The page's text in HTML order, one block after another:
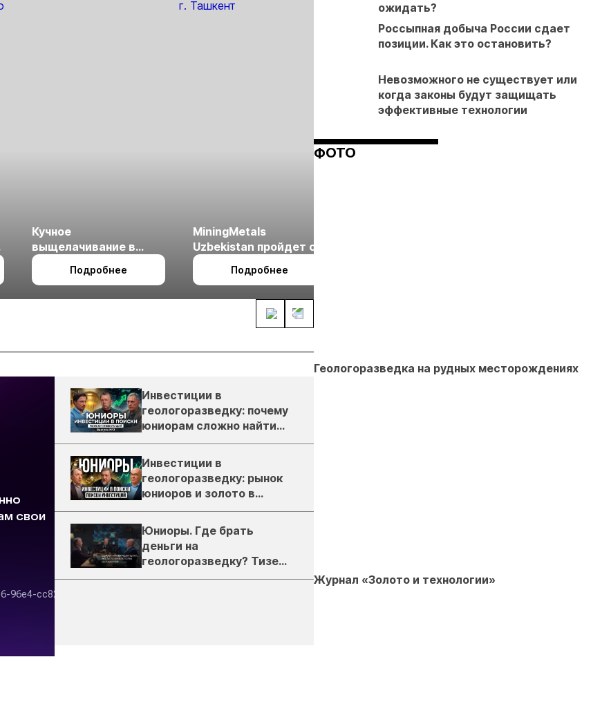
Кучное
выщелачивание в
холодном климате
Подробнее
MiningMetals
Uzbekistan пройдет с
27 по 29 октября в г.
Ташкент
Подробнее
Инвестиции в
геологоразведку: почему
юниорам сложно найти
деньги
Инвестиции в
геологоразведку: рынок
юниоров и золото в
России
Юниоры. Где брать
деньги на
геологоразведку? Тизер
подкаста ЗиТ №1
ожидать?
Россыпная добыча России сдает
позиции. Как это остановить?
Невозможного не существует или
когда законы будут защищать
эффективные технологии
ФОТО
Геологоразведка на рудных месторождениях
Журнал «Золото и технологии»